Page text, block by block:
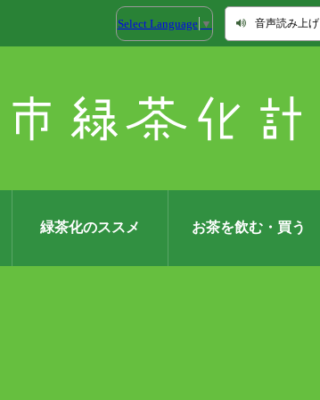
Select Language ▼ 音声読み上げ
緑茶化のススメ お茶を飲む・買う